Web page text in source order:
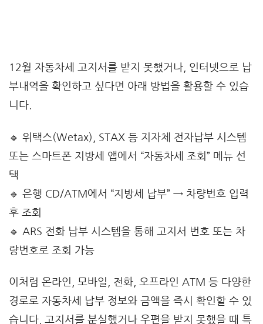
12월 자동차세 고지서를 받지 못했거나, 인터넷으로 납
부내역을 확인하고 싶다면 아래 방법을 활용할 수 있습
니다.
🔹 위택스(Wetax), STAX 등 지자체 전자납부 시스템
또는 스마트폰 지방세 앱에서 “자동차세 조회” 메뉴 선
택
🔹 은행 CD/ATM에서 “지방세 납부” → 차량번호 입력
후 조회
🔹 ARS 전화 납부 시스템을 통해 고지서 번호 또는 차
량번호로 조회 가능
이처럼 온라인, 모바일, 전화, 오프라인 ATM 등 다양한
경로로 자동차세 납부 정보와 금액을 즉시 확인할 수 있
습니다. 고지서를 분실했거나 우편을 받지 못했을 때 특